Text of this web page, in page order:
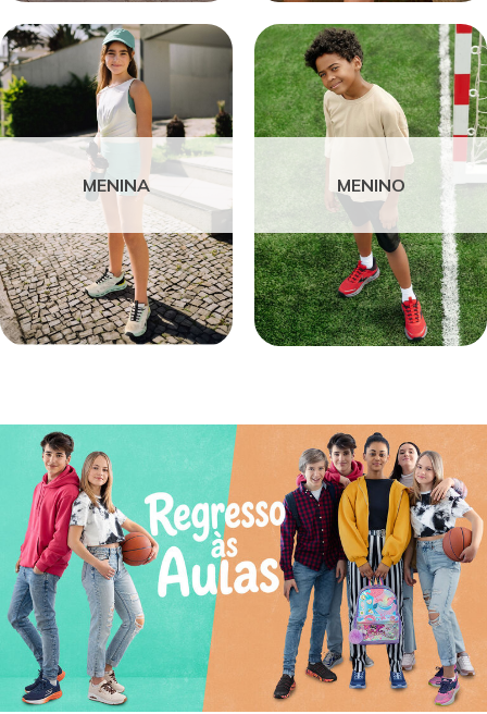
MENINA MENINO